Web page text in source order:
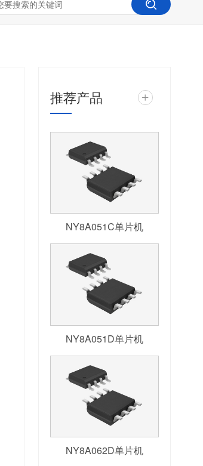
推荐产品 +
NY8A051C单片机
NY8A051D单片机
NY8A062D单片机